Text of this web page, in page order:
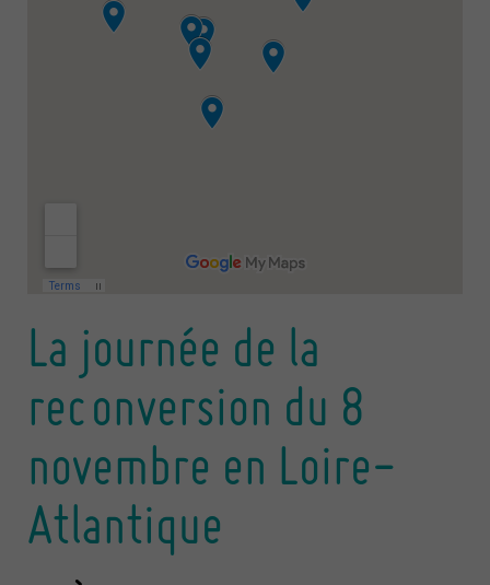
La journée de la
reconversion du 8
novembre en Loire-
Atlantique